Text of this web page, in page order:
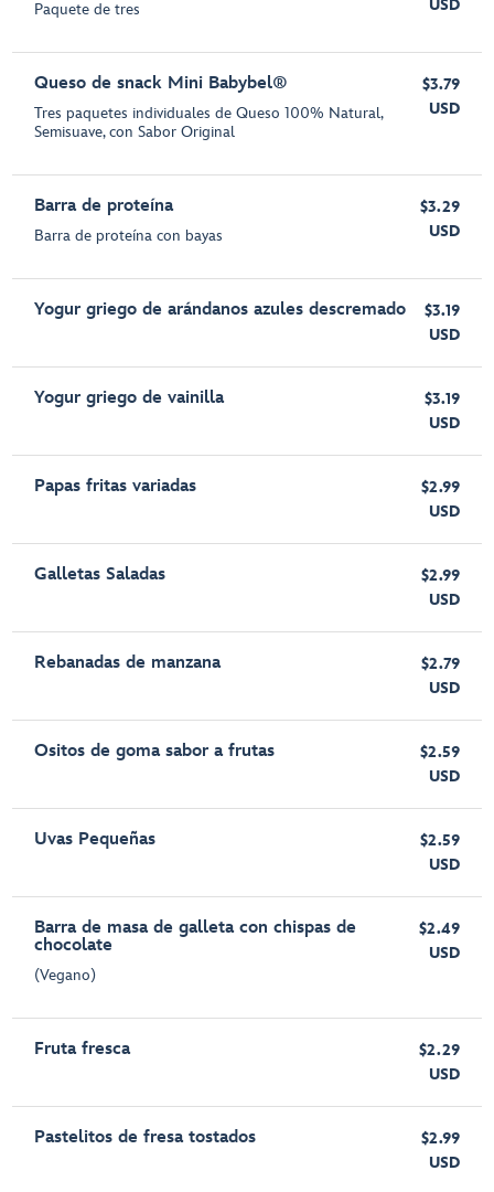
Paquete de tres USD
Queso de snack Mini Babybel®
Tres paquetes individuales de Queso 100% Natural,
Semisuave, con Sabor Original
$3.79
USD
Barra de proteína
Barra de proteína con bayas
$3.29
USD
Yogur griego de arándanos azules descremado
$3.19
USD
Yogur griego de vainilla
$3.19
USD
Papas fritas variadas
$2.99
USD
Galletas Saladas
$2.99
USD
Rebanadas de manzana
$2.79
USD
Ositos de goma sabor a frutas
$2.59
USD
Uvas Pequeñas
$2.59
USD
Barra de masa de galleta con chispas de
chocolate
(Vegano)
$2.49
USD
Fruta fresca
$2.29
USD
Pastelitos de fresa tostados
$2.99
USD